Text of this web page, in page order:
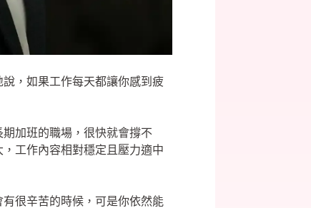
，如果工作每天都讓你感到疲
加班的職場，很快就會撐不
工作內容相對穩定且壓力適中
很辛苦的時候，可是你依然能